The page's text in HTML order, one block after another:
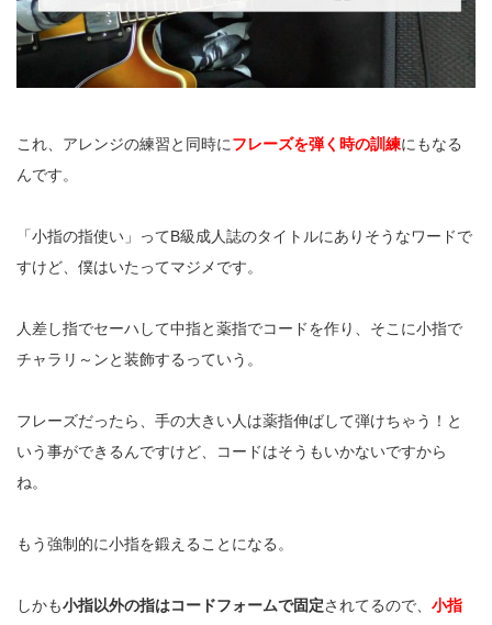
これ、アレンジの練習と同時にフレーズを弾く時の訓練にもなる
んです。
「小指の指使い」ってB級成人誌のタイトルにありそうなワードで
すけど、僕はいたってマジメです。
人差し指でセーハして中指と薬指でコードを作り、そこに小指で
チャラリ～ンと装飾するっていう。
フレーズだったら、手の大きい人は薬指伸ばして弾けちゃう！と
いう事ができるんですけど、コードはそうもいかないですから
ね。
もう強制的に小指を鍛えることになる。
しかも小指以外の指はコードフォームで固定されてるので、 小指